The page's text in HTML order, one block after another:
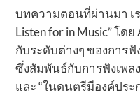
บทความตอนที่ผ่านมา เร
Listen for in Music” โด
กับระดับต่างๆ ของการ
ซึ่งสัมพันธ์กับการฟังเพล
และ “ในดนตรีมีองค์ประ